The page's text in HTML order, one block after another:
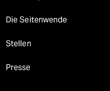
Die Seitenwende
Stellen
Presse